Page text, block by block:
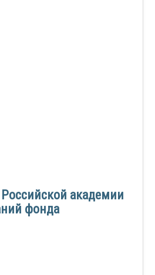
Российской академии
фонда